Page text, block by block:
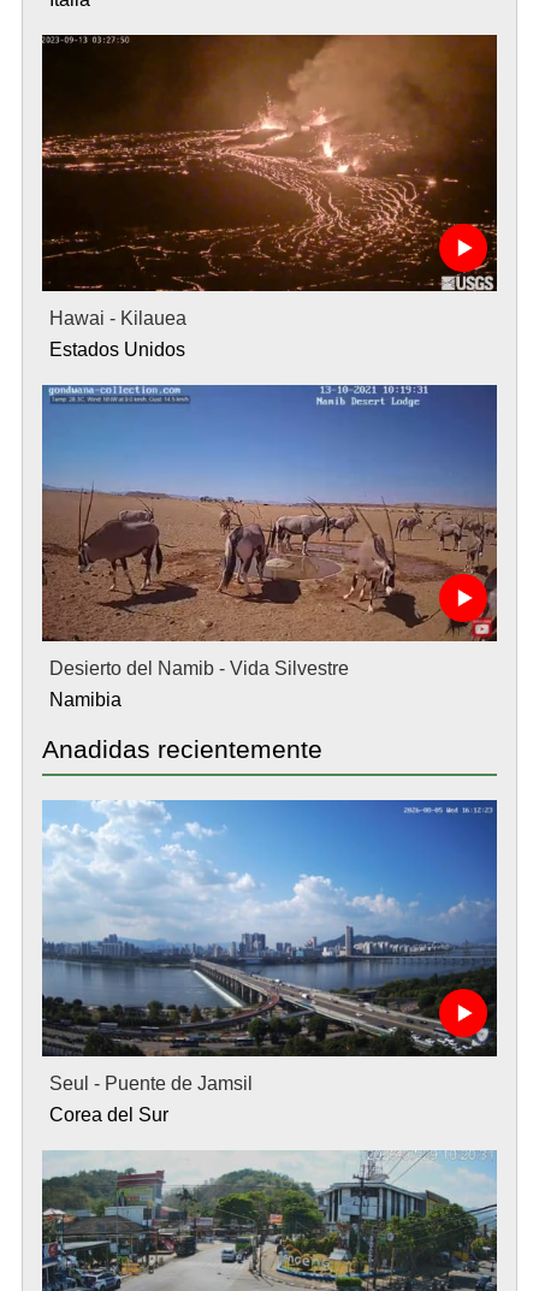
Hawai - Kilauea
Estados Unidos
Desierto del Namib - Vida Silvestre
Namibia
Anadidas recientemente
Seul - Puente de Jamsil
Corea del Sur